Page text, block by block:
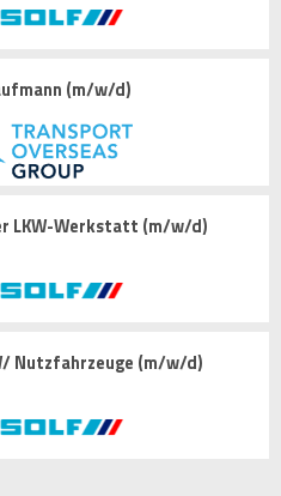
(m/w/d)
LKW-Werkstatt (m/w/d)
Nutzfahrzeuge (m/w/d)